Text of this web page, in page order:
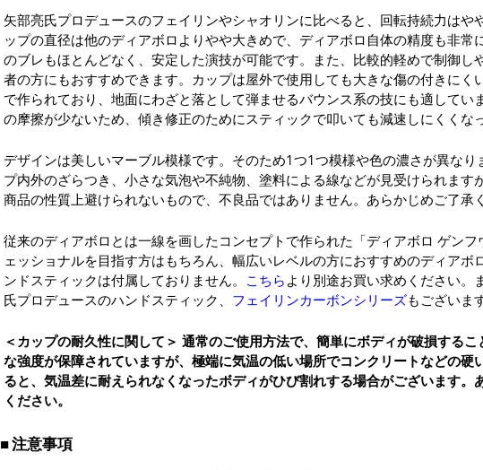
矢部亮氏プロデュースのフェイリンやシャオリンに比べると、回転持続力はや
ップの直径は他のディアボロよりやや大きめで、ディアボロ自体の精度も非常
のブレもほとんどなく、安定した演技が可能です。また、比較的軽めで制御し
者の方にもおすすめできます。カップは屋外で使用しても大きな傷の付きにく
で作られており、地面にわざと落として弾ませるバウンス系の技にも適してい
の摩擦が少ないため、傾き修正のためにスティックで叩いても減速しにくくな
デザインは美しいマーブル模様です。そのため1つ1つ模様や色の濃さが異なり
プ内外のざらつき、小さな気泡や不純物、塗料による線などが見受けられます
商品の性質上避けられないもので、不良品ではありません。あらかじめご了承
従来のディアボロとは一線を画したコンセプトで作られた「ディアボロ ゲンフ
ェッショナルを目指す方はもちろん、幅広いレベルの方におすすめのディアボ
ンドスティックは付属しておりません。 こちら より別途お買い求めください。
氏プロデュースのハンドスティック、 フェイリンカーボンシリーズもございま
＜カップの耐久性に関して＞ 通常のご使用方法で、簡単にボディが破損する
な強度が保障されていますが、極端に気温の低い場所でコンクリートなどの硬
ると、気温差に耐えられなくなったボディがひび割れする場合がございます。
ください。
注意事項